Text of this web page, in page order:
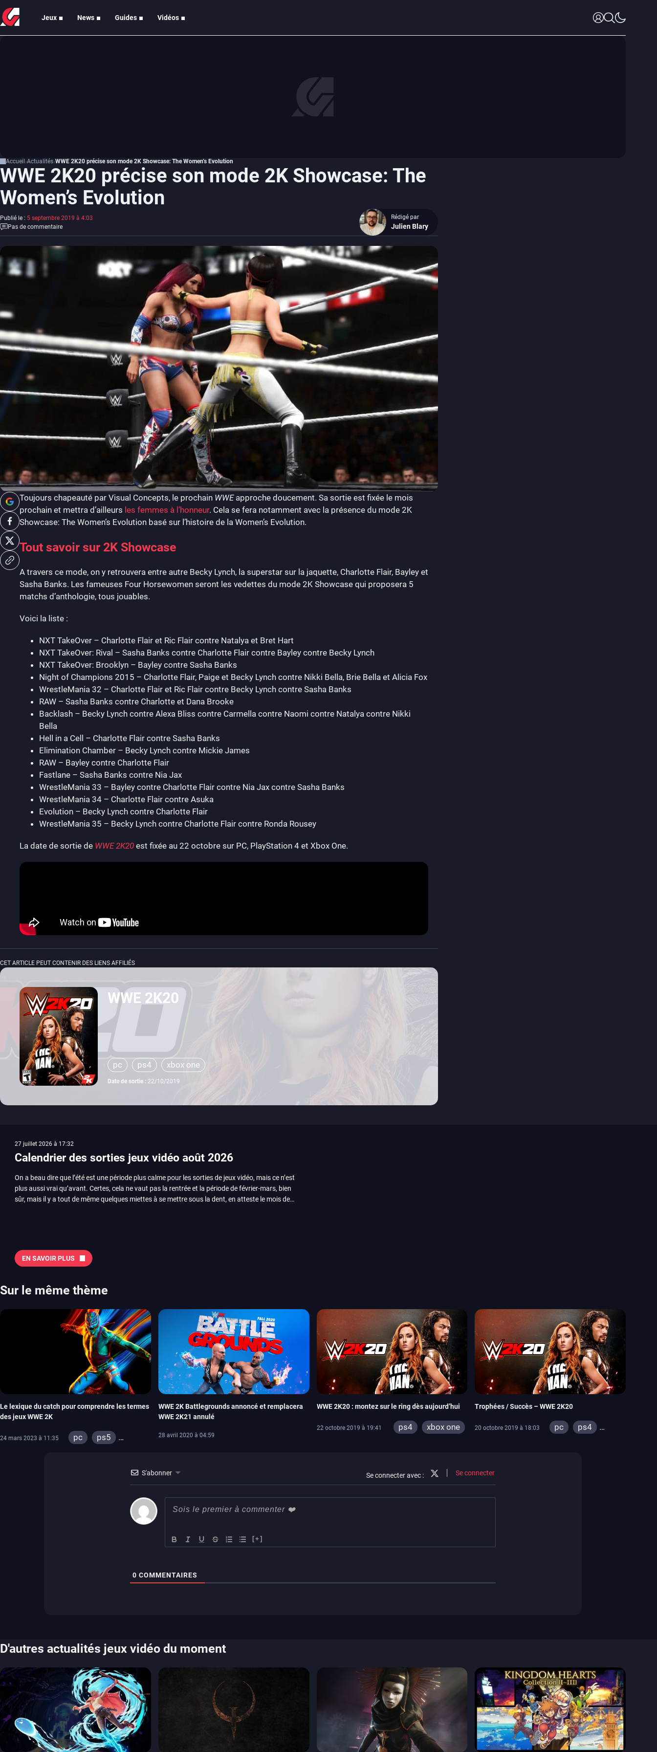
Jeux News Guides Vidéos
Accueil Actualités WWE 2K20 précise son mode 2K Showcase: The Women’s Evolution
WWE 2K20 précise son mode 2K Showcase: The
Women’s Evolution
Publié le : 5 septembre 2019 à 4:03
Pas de commentaire
Rédigé par
Julien Blary
Toujours chapeauté par Visual Concepts, le prochain WWEapproche doucement. Sa sortie est fixée le mois
prochain et mettra d’ailleurs les femmes à l’honneur. Cela se fera notamment avec la présence du mode 2K
Showcase: The Women’s Evolution basé sur l’histoire de la Women’s Evolution.
Tout savoir sur 2K Showcase
A travers ce mode, on y retrouvera entre autre Becky Lynch, la superstar sur la jaquette, Charlotte Flair, Bayley et
Sasha Banks. Les fameuses Four Horsewomen seront les vedettes du mode 2K Showcase qui proposera 5
matchs d’anthologie, tous jouables.
Voici la liste :
NXT TakeOver – Charlotte Flair et Ric Flair contre Natalya et Bret Hart
NXT TakeOver: Rival – Sasha Banks contre Charlotte Flair contre Bayley contre Becky Lynch
NXT TakeOver: Brooklyn – Bayley contre Sasha Banks
Night of Champions 2015 – Charlotte Flair, Paige et Becky Lynch contre Nikki Bella, Brie Bella et Alicia Fox
WrestleMania 32 – Charlotte Flair et Ric Flair contre Becky Lynch contre Sasha Banks
RAW – Sasha Banks contre Charlotte et Dana Brooke
Backlash – Becky Lynch contre Alexa Bliss contre Carmella contre Naomi contre Natalya contre Nikki
Bella
Hell in a Cell – Charlotte Flair contre Sasha Banks
Elimination Chamber – Becky Lynch contre Mickie James
RAW – Bayley contre Charlotte Flair
Fastlane – Sasha Banks contre Nia Jax
WrestleMania 33 – Bayley contre Charlotte Flair contre Nia Jax contre Sasha Banks
WrestleMania 34 – Charlotte Flair contre Asuka
Evolution – Becky Lynch contre Charlotte Flair
WrestleMania 35 – Becky Lynch contre Charlotte Flair contre Ronda Rousey
La date de sortie de WWE 2K20 est fixée au 22 octobre sur PC, PlayStation 4 et Xbox One.
CET ARTICLE PEUT CONTENIR DES LIENS AFFILIÉS
WWE 2K20
pc ps4 xbox one
Date de sortie : 22/10/2019
27 juillet 2026 à 17:32
Calendrier des sorties jeux vidéo août 2026
On a beau dire que l’été est une période plus calme pour les sorties de jeux vidéo, mais ce n’est
plus aussi vrai qu’avant. Certes, cela ne vaut pas la rentrée et la période de février-mars, bien
sûr, mais il y a tout de même quelques miettes à se mettre sous la dent, en atteste le mois de
Tokon ou encore Beast of Reincarnation, qui nous montre que Game Freak sait faire autre
chose d’ambitieux que Pokémon. On n’oubliera pas la période de Gamescom, avec Star Wars,
2026 Vous trouverez ici tous les jeux majeurs qui sortiront au mois de juin. Vous trouverez
aussi les jeux de ce mois dans notre page dédiée…
EN SAVOIR PLUS
Sur le même thème
Le lexique du catch pour comprendre les termes
des jeux WWE 2K
24 mars 2023 à 11:35 pc
ps5
WWE 2K Battlegrounds annoncé et remplacera
WWE 2K21 annulé
28 avril 2020 à 04:59
WWE 2K20 : montez sur le ring dès aujourd’hui
22 octobre 2019 à 19:41 ps4 xbox one
Trophées / Succès – WWE 2K20
20 octobre 2019 à 18:03 pc
ps4
S'abonner Se connecter avec : Se connecter
[+]
0 COMMENTAIRES
D'autres actualités jeux vidéo du moment